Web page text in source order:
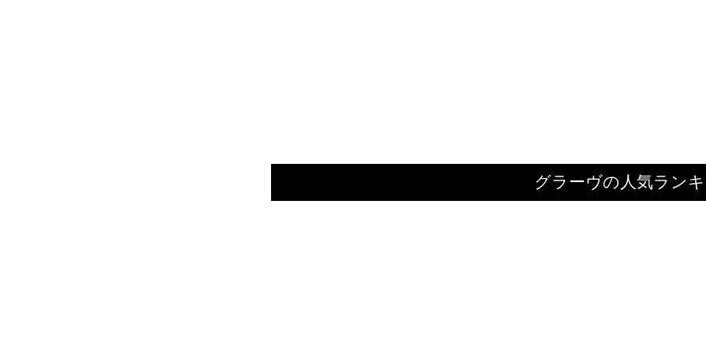
グラーヴの人気ラン